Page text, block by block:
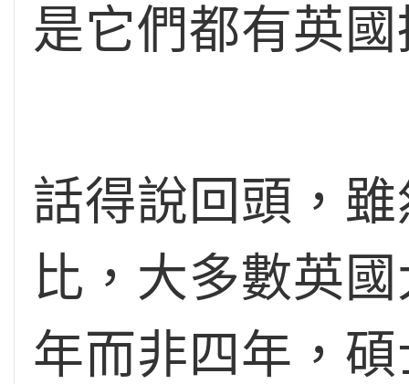
是它們都有英
話得說回頭，
比，大多數英
年而非四年，